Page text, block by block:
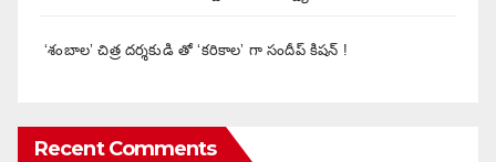
‘శంబాల’ చిత్ర దర్శకుడి తో ‘కరికాల’ గా సందీప్ కిషన్ !
Recent Comments